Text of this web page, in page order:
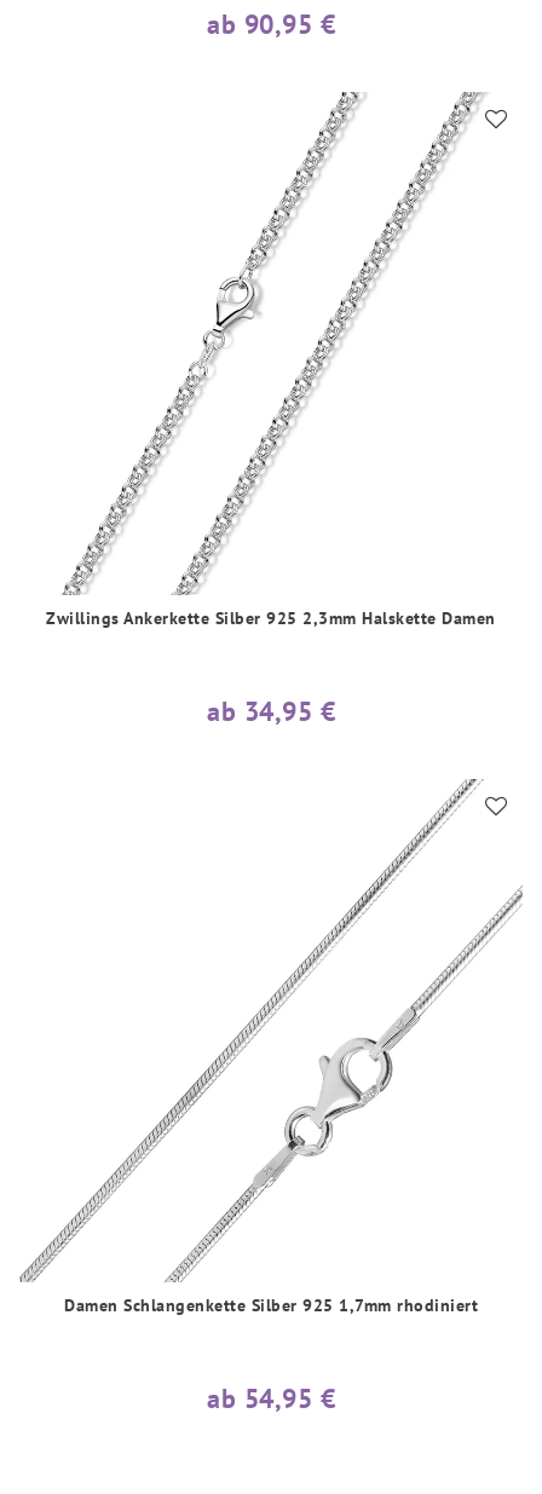
ab 90,95 €
Zwillings Ankerkette Silber 925 2,3mm Halskette Damen
ab 34,95 €
Damen Schlangenkette Silber 925 1,7mm rhodiniert
ab 54,95 €